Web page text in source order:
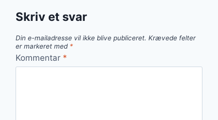
Skriv et svar
Din e-mailadresse vil ikke blive publiceret. Krævede felter
er markeret med *
Kommentar *